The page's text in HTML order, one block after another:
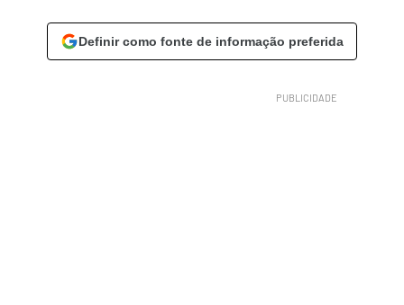
Definir como fonte de informação preferida